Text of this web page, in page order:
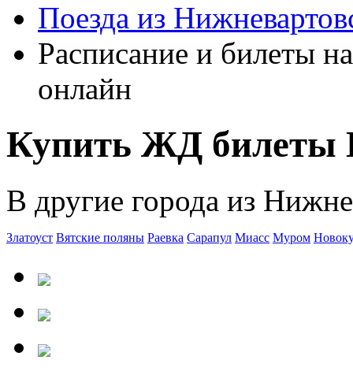
Поезда из
Расписание и билеты
онлайн
Купить ЖД билеты
В другие города из
Златоуст Вятские поляны Раевка Сарапул Миасс Муром